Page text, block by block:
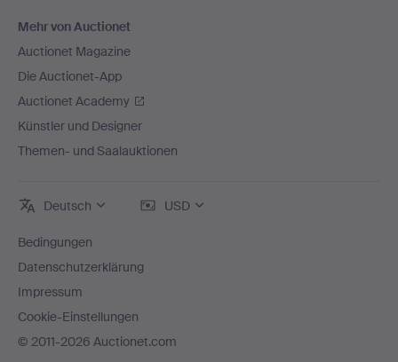
Mehr von Auctionet
Auctionet Magazine
Die Auctionet-App
Auctionet Academy
Künstler und Designer
Themen- und Saalauktionen
Deutsch USD
Bedingungen
Datenschutzerklärung
Impressum
Cookie-Einstellungen
© 2011-2026 Auctionet.com